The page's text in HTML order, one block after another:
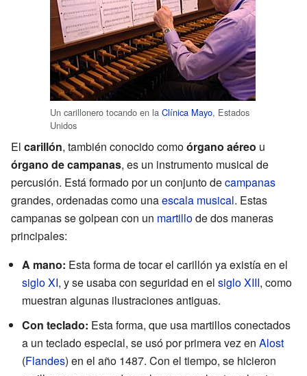
Un carillonero tocando en la Clínica Mayo, Estados
Unidos
El carillón, también conocido comoórgano aéreo u
órgano de campanas, es un instrumento musical de
percusión. Está formado por un conjunto decampanas
grandes, ordenadas como unaescala musical. Estas
campanas se golpean con un martillode dos maneras
principales:
A mano: Esta forma de tocar el carillón ya existía en el
siglo XI, y se usaba con seguridad en el siglo XIII, como
muestran algunas ilustraciones antiguas.
Con teclado: Esta forma, que usa martillos conectados
a un teclado especial, se usó por primera vez en Alost
(Flandes) en el año 1487. Con el tiempo, se hicieron